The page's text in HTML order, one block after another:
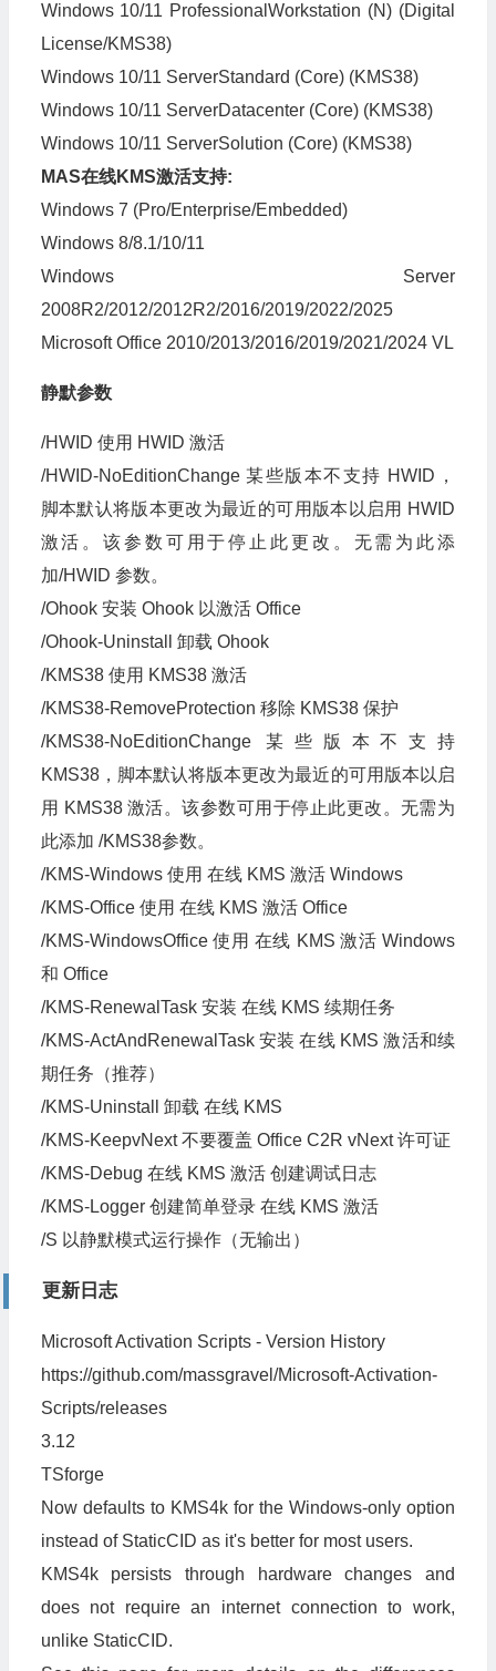
Windows 10/11 ProfessionalWorkstation (N) (Digital
License/KMS38)
Windows 10/11 ServerStandard (Core) (KMS38)
Windows 10/11 ServerDatacenter (Core) (KMS38)
Windows 10/11 ServerSolution (Core) (KMS38)
MAS在线KMS激活支持:
Windows 7 (Pro/Enterprise/Embedded)
Windows 8/8.1/10/11
Windows Server
2008R2/2012/2012R2/2016/2019/2022/2025
Microsoft Office 2010/2013/2016/2019/2021/2024 VL
静默参数
/HWID 使用 HWID 激活
/HWID-NoEditionChange 某些版本不支持 HWID，
脚本默认将版本更改为最近的可用版本以启用 HWID
激活。该参数可用于停止此更改。无需为此添
加/HWID 参数。
/Ohook 安装 Ohook 以激活 Office
/Ohook-Uninstall 卸载 Ohook
/KMS38 使用 KMS38 激活
/KMS38-RemoveProtection 移除 KMS38 保护
/KMS38-NoEditionChange 某些版本不支持
KMS38，脚本默认将版本更改为最近的可用版本以启
用 KMS38 激活。该参数可用于停止此更改。无需为
此添加 /KMS38参数。
/KMS-Windows 使用 在线 KMS 激活 Windows
/KMS-Office 使用 在线 KMS 激活 Office
/KMS-WindowsOffice 使用 在线 KMS 激活 Windows
和 Office
/KMS-RenewalTask 安装 在线 KMS 续期任务
/KMS-ActAndRenewalTask 安装 在线 KMS 激活和续
期任务（推荐）
/KMS-Uninstall 卸载 在线 KMS
/KMS-KeepvNext 不要覆盖 Office C2R vNext 许可证
/KMS-Debug 在线 KMS 激活 创建调试日志
/KMS-Logger 创建简单登录 在线 KMS 激活
/S 以静默模式运行操作（无输出）
更新日志
Microsoft Activation Scripts - Version History
https://github.com/massgravel/Microsoft-Activation-
Scripts/releases
3.12
TSforge
Now defaults to KMS4k for the Windows-only option
instead of StaticCID as it's better for most users.
KMS4k persists through hardware changes and
does not require an internet connection to work,
unlike StaticCID.